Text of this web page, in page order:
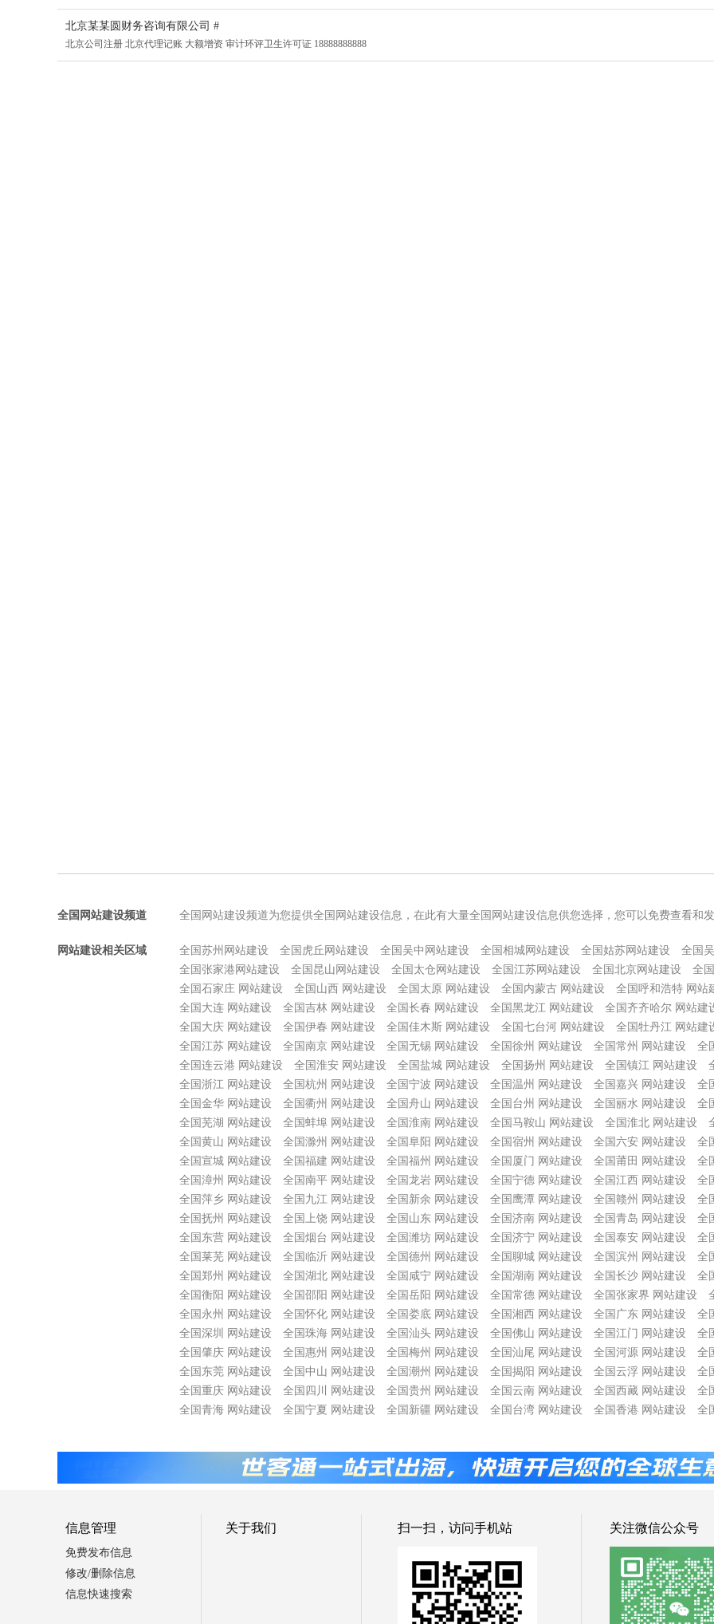
北京某某圆财务咨询有限公司 #
北京公司注册 北京代理记账 大额增资 审计环评卫生许可证 18888888888
全国网站建设频道 全国网站建设频道为您提供全国网站建设信息，在此有大量全国网站建设信息供您选择，您可以免费查看和
网站建设相关区域 全国苏州网站建设 全国虎丘网站建设 全国吴中网站建设 全国相城网站建设 全国姑苏网站建设
全国
全国张家港网站建设
全国昆山网站建设 全国太仓网站建设 全国江苏网站建设 全国北京网站建设
全
全国石家庄 网站建设
全国山西 网站建设 全国太原 网站建设 全国内蒙古 网站建设
全国呼和浩特 网站
全国大连 网站建设
全国吉林 网站建设 全国长春 网站建设 全国黑龙江 网站建设
全国齐齐哈尔 网站建
全国大庆 网站建设
全国伊春 网站建设 全国佳木斯 网站建设 全国七台河 网站建设
全国牡丹江 网站建
全国江苏 网站建设
全国南京 网站建设 全国无锡 网站建设 全国徐州 网站建设 全国常州 网站建设
全
全国连云港 网站建设
全国淮安 网站建设 全国盐城 网站建设 全国扬州 网站建设 全国镇江 网站建设
全国浙江 网站建设
全国杭州 网站建设 全国宁波 网站建设 全国温州 网站建设 全国嘉兴 网站建设
全
全国金华 网站建设
全国衢州 网站建设 全国舟山 网站建设 全国台州 网站建设 全国丽水 网站建设
全
全国芜湖 网站建设
全国蚌埠 网站建设 全国淮南 网站建设 全国马鞍山 网站建设 全国淮北 网站建设
全国黄山 网站建设
全国滁州 网站建设 全国阜阳 网站建设 全国宿州 网站建设 全国六安 网站建设
全
全国宣城 网站建设
全国福建 网站建设 全国福州 网站建设 全国厦门 网站建设 全国莆田 网站建设
全
全国漳州 网站建设
全国南平 网站建设 全国龙岩 网站建设 全国宁德 网站建设 全国江西 网站建设
全
全国萍乡 网站建设
全国九江 网站建设 全国新余 网站建设 全国鹰潭 网站建设 全国赣州 网站建设
全
全国抚州 网站建设
全国上饶 网站建设 全国山东 网站建设 全国济南 网站建设 全国青岛 网站建设
全
全国东营 网站建设
全国烟台 网站建设 全国潍坊 网站建设 全国济宁 网站建设 全国泰安 网站建设
全
全国莱芜 网站建设
全国临沂 网站建设 全国德州 网站建设 全国聊城 网站建设 全国滨州 网站建设
全
全国郑州 网站建设
全国湖北 网站建设 全国咸宁 网站建设 全国湖南 网站建设 全国长沙 网站建设
全
全国衡阳 网站建设
全国邵阳 网站建设 全国岳阳 网站建设 全国常德 网站建设 全国张家界 网站建设
全国永州 网站建设
全国怀化 网站建设 全国娄底 网站建设 全国湘西 网站建设 全国广东 网站建设
全
全国深圳 网站建设
全国珠海 网站建设 全国汕头 网站建设 全国佛山 网站建设 全国江门 网站建设
全
全国肇庆 网站建设
全国惠州 网站建设 全国梅州 网站建设 全国汕尾 网站建设 全国河源 网站建设
全
全国东莞 网站建设
全国中山 网站建设 全国潮州 网站建设 全国揭阳 网站建设 全国云浮 网站建设
全
全国重庆 网站建设
全国四川 网站建设 全国贵州 网站建设 全国云南 网站建设 全国西藏 网站建设
全
全国青海 网站建设
全国宁夏 网站建设 全国新疆 网站建设 全国台湾 网站建设 全国香港 网站建设 全
信息管理
免费发布信息
修改/删除信息
信息快速搜索
关于我们 扫一扫，访问手机站 关注微信公众号